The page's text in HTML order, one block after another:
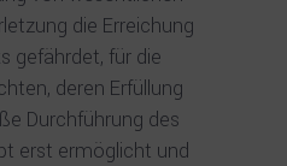
die Erreichung
gefährdet, für die
deren Erfüllung
Durchführung des
erst ermöglicht und